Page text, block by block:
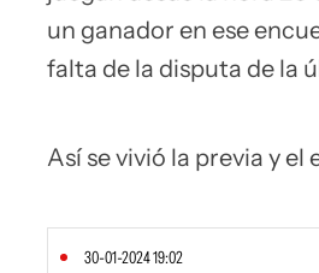
un ganador en ese
falta de la disputa de la
Así se vivió la previa y el
30-01-2024 19:02